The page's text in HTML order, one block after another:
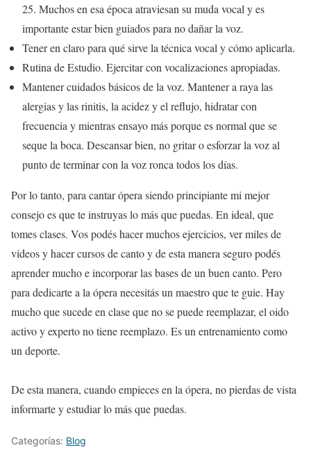
25. Muchos en esa época atraviesan su muda vocal y es
importante estar bien guiados para no dañar la voz.
Tener en claro para qué sirve la técnica vocal y cómo aplicarla.
Rutina de Estudio. Ejercitar con vocalizaciones apropiadas.
Mantener cuidados básicos de la voz. Mantener a raya las
alergias y las rinitis, la acidez y el reflujo, hidratar con
frecuencia y mientras ensayo más porque es normal que se
seque la boca. Descansar bien, no gritar o esforzar la voz al
punto de terminar con la voz ronca todos los días.
Por lo tanto, para cantar ópera siendo principiante mi mejor
consejo es que te instruyas lo más que puedas. En ideal, que
tomes clases. Vos podés hacer muchos ejercicios, ver miles de
videos y hacer cursos de canto y de esta manera seguro podés
aprender mucho e incorporar las bases de un buen canto. Pero
para dedicarte a la ópera necesitás un maestro que te guie. Hay
mucho que sucede en clase que no se puede reemplazar, el oido
activo y experto no tiene reemplazo. Es un entrenamiento como
un deporte.
De esta manera, cuando empieces en la ópera, no pierdas de vista
informarte y estudiar lo más que puedas.
Categorías: Blog